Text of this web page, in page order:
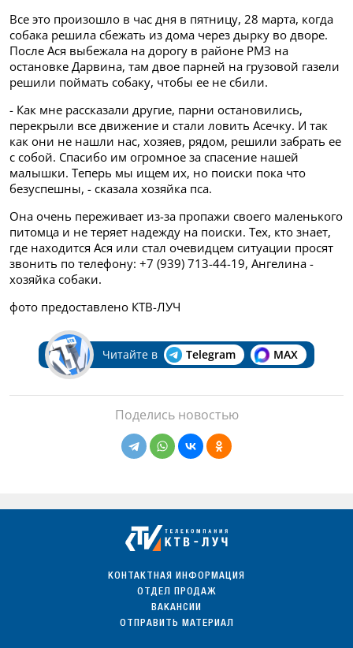
Все это произошло в час дня в пятницу, 28 марта, когда
собака решила сбежать из дома через дырку во дворе.
После Ася выбежала на дорогу в районе РМЗ на
остановке Дарвина, там двое парней на грузовой газели
решили поймать собаку, чтобы ее не сбили.
- Как мне рассказали другие, парни остановились,
перекрыли все движение и стали ловить Асечку. И так
как они не нашли нас, хозяев, рядом, решили забрать ее
с собой. Спасибо им огромное за спасение нашей
малышки. Теперь мы ищем их, но поиски пока что
безуспешны, - сказала хозяйка пса.
Она очень переживает из-за пропажи своего маленького
питомца и не теряет надежду на поиски. Тех, кто знает,
где находится Ася или стал очевидцем ситуации просят
звонить по телефону: +7 (939) 713-44-19, Ангелина -
хозяйка собаки.
фото предоставлено КТВ-ЛУЧ
Читайте в Telegram MAX
Поделись новостью
КОНТАКТНАЯ ИНФОРМАЦИЯ
ОТДЕЛ ПРОДАЖ
ВАКАНСИИ
ОТПРАВИТЬ МАТЕРИАЛ